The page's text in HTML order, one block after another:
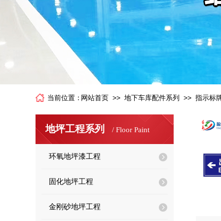
当前位置： 网站首页 >> 地下车库配件系列 >> 指示标
地坪工程系列 / Floor Paint
环氧地坪漆工程
固化地坪工程
金刚砂地坪工程